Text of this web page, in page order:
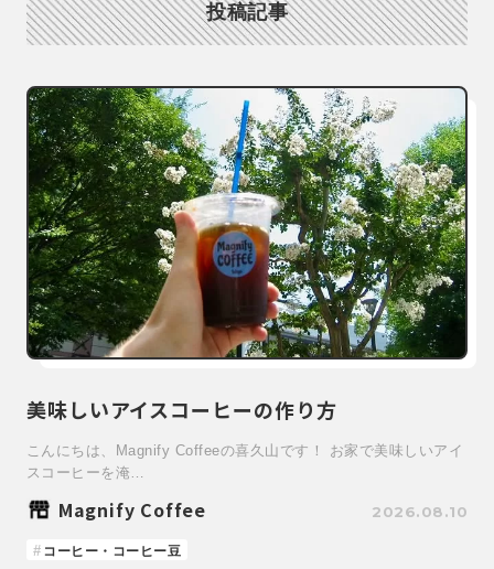
投稿記事
美味しいアイスコーヒーの作り方
こんにちは、Magnify Coffeeの喜久山です！ お家で美味しいアイ
スコーヒーを淹…
Magnify Coffee 2026.08.10
コーヒー・コーヒー豆